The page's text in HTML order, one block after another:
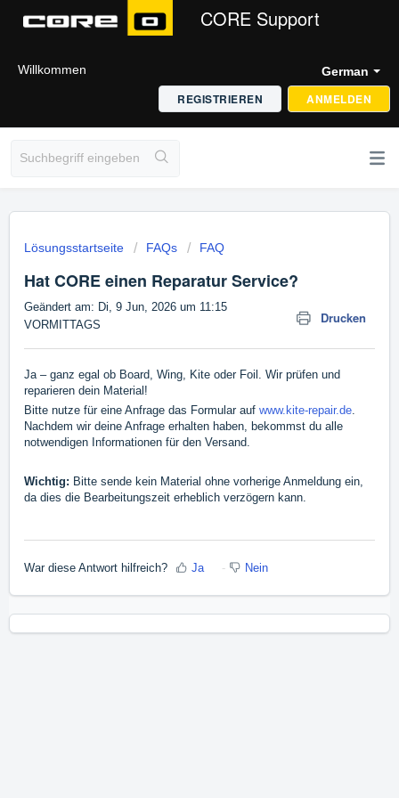
CORE Support
German
Willkommen
ANMELDEN
REGISTRIEREN
Lösungsstartseite FAQs FAQ
Hat CORE einen Reparatur Service?
Drucken
Geändert am: Di, 9 Jun, 2026 um 11:15
VORMITTAGS
Ja – ganz egal ob Board, Wing, Kite oder Foil. Wir prüfen und
reparieren dein Material!
Bitte nutze für eine Anfrage das Formular auf www.kite-repair.de.
Nachdem wir deine Anfrage erhalten haben, bekommst du alle
notwendigen Informationen für den Versand.
Wichtig: Bitte sende kein Material ohne vorherige Anmeldung ein,
da dies die Bearbeitungszeit erheblich verzögern kann.
War diese Antwort hilfreich? Ja Nein